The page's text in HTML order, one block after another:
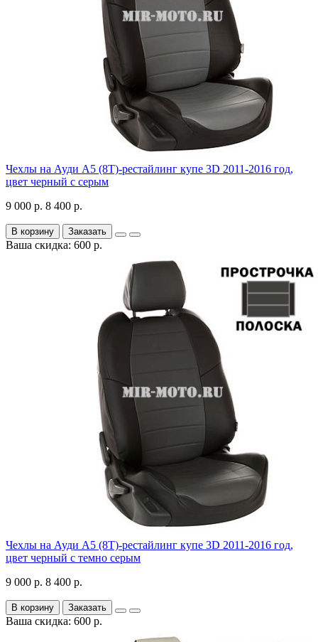
Чехлы на Ауди А5 (8Т)-рестайлинг купе 3D 2011-2016 год,
цвет черный с серым
9 000 р. 8 400 р.
В корзину Заказать
Ваша скидка: 600 р.
Чехлы на Ауди А5 (8Т)-рестайлинг купе 3D 2011-2016 год,
цвет черный с темно серым
9 000 р. 8 400 р.
В корзину Заказать
Ваша скидка: 600 р.